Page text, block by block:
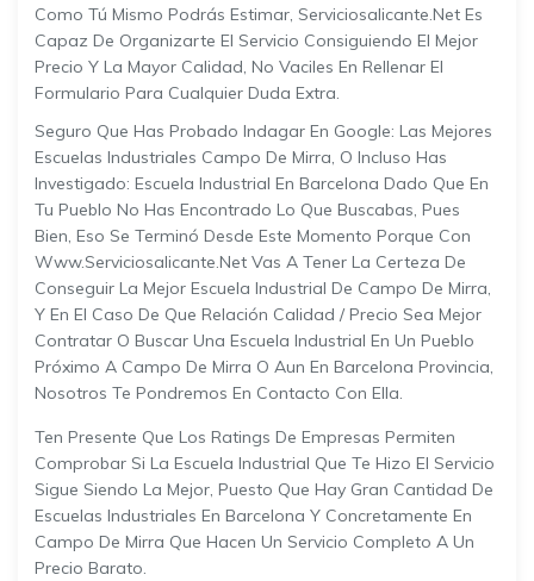
Como Tú Mismo Podrás Estimar, Serviciosalicante.net Es
Capaz De Organizarte El Servicio Consiguiendo El Mejor
Precio Y La Mayor Calidad, No Vaciles En Rellenar El
Formulario Para Cualquier Duda Extra.
Seguro Que Has Probado Indagar En Google: Las Mejores
Escuelas Industriales Campo De Mirra, O Incluso Has
Investigado: Escuela Industrial En Barcelona Dado Que En
Tu Pueblo No Has Encontrado Lo Que Buscabas, Pues
Bien, Eso Se Terminó Desde Este Momento Porque Con
Www.serviciosalicante.net Vas A Tener La Certeza De
Conseguir La Mejor Escuela Industrial De Campo De Mirra,
Y En El Caso De Que Relación Calidad / Precio Sea Mejor
Contratar O Buscar Una Escuela Industrial En Un Pueblo
Próximo A Campo De Mirra O Aun En Barcelona Provincia,
Nosotros Te Pondremos En Contacto Con Ella.
Ten Presente Que Los Ratings De Empresas Permiten
Comprobar Si La Escuela Industrial Que Te Hizo El Servicio
Sigue Siendo La Mejor, Puesto Que Hay Gran Cantidad De
Escuelas Industriales En Barcelona Y Concretamente En
Campo De Mirra Que Hacen Un Servicio Completo A Un
Precio Barato.